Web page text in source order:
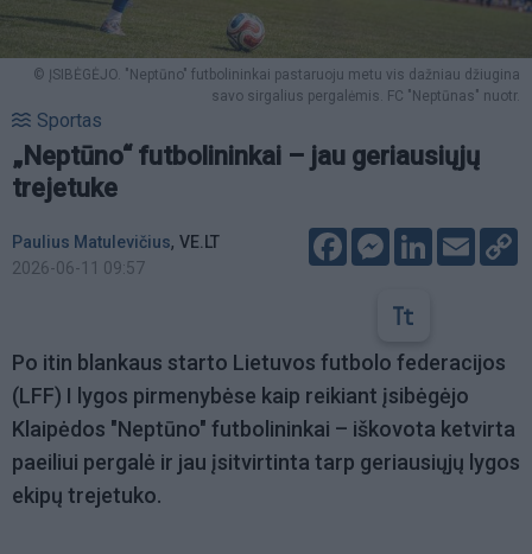
© ĮSIBĖGĖJO. "Neptūno" futbolininkai pastaruoju metu vis dažniau džiugina
savo sirgalius pergalėmis. FC "Neptūnas" nuotr.
Sportas
„Neptūno“ futbolininkai – jau geriausiųjų
trejetuke
Paulius Matulevičius, VE.LT
2026-06-11 09:57
FacebookMessenger
LinkedIn
Email
Po itin blankaus starto Lietuvos futbolo federacijos
(LFF) I lygos pirmenybėse kaip reikiant įsibėgėjo
Klaipėdos "Neptūno" futbolininkai – iškovota ketvirta
paeiliui pergalė ir jau įsitvirtinta tarp geriausiųjų lygos
ekipų trejetuko.